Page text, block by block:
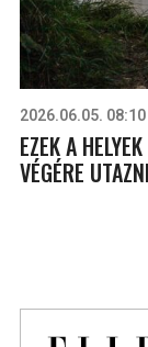
2026.06.05. 08:10
EZEK A
VÉGÉRE